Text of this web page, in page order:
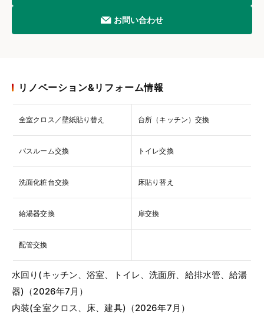
お問い合わせ
リノベーション&リフォーム情報
全室クロス／壁紙貼り替え 台所（キッチン）交換
バスルーム交換 トイレ交換
洗面化粧台交換 床貼り替え
給湯器交換 扉交換
配管交換
水回り(キッチン、浴室、トイレ、洗面所、給排水管、給湯
器)（2026年7月）
内装(全室クロス、床、建具)（2026年7月）